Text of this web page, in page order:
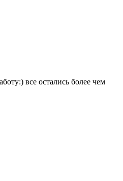
все остались более чем